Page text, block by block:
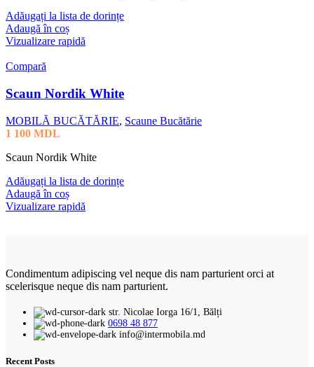
Adăugați la lista de dorințe
Adaugă în coș
Vizualizare rapidă
Compară
Scaun Nordik White
MOBILĂ BUCĂTĂRIE, Scaune Bucătărie
1 100 MDL
Scaun Nordik White
Adăugați la lista de dorințe
Adaugă în coș
Vizualizare rapidă
Condimentum adipiscing vel neque dis nam parturient orci at
scelerisque neque dis nam parturient.
str. Nicolae Iorga 16/1, Bălți
0698 48 877
info@intermobila.md
Recent Posts